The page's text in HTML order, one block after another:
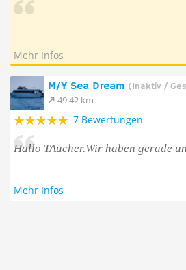
Mehr Infos
M/Y Sea Dream (Inaktiv /
49.42 km
7 Bewertungen
Hallo TAucher.Wir haben gerade
Mehr Infos